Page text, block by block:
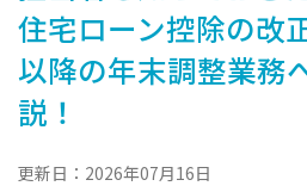
住宅ローン控除の改
以降の年末調整業務
説！
更新日：2026年07月16日